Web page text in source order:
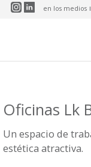
Pasar al contenido
en los medios
Oficinas Lk
Un espacio de
estética atractiva.